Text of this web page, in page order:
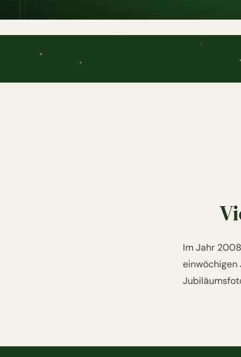
Im Jahr
einwöchigen